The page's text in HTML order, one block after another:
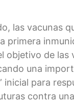
las vacunas
primera
objetivo de las
una
inicial para
contra